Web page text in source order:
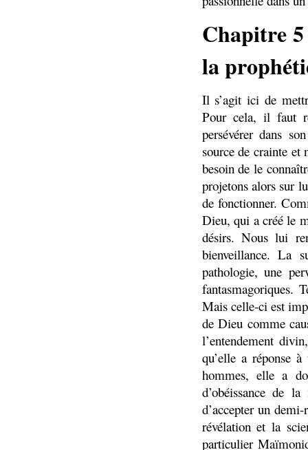
Chapitre
la
Il s’agit ici de
Pour cela, il faut
persévérer dans
source de crainte et
besoin de le
projetons alors sur
de fonctionner.
Dieu, qui a créé le
désirs. Nous lui
bienveillance. La
pathologie, une
fantasmagoriques.
Mais celle-ci est
de Dieu comme
l’entendement
qu’elle a réponse
hommes, elle a
d’obéissance de
d’accepter un
révélation et la
particulier